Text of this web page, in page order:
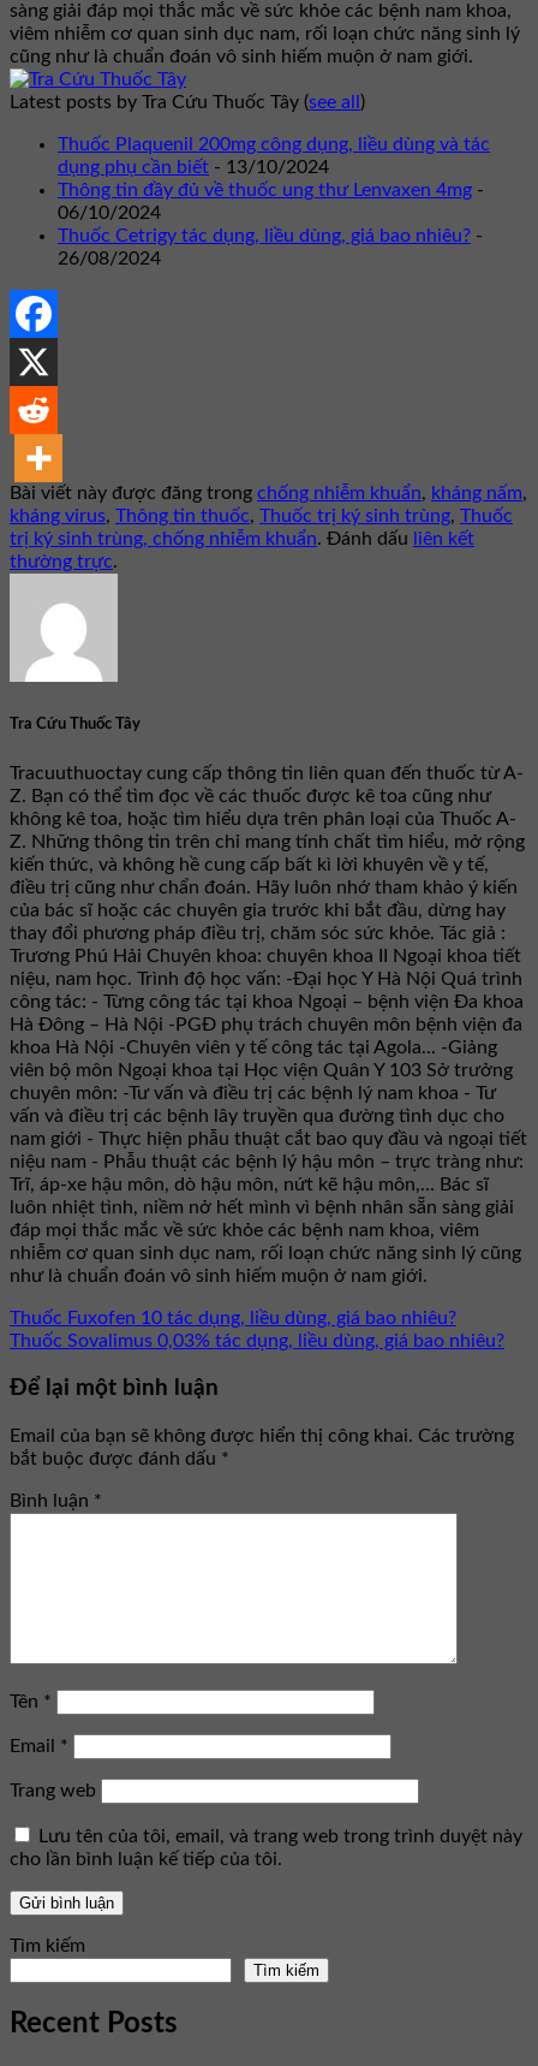
sàng giải đáp mọi thắc mắc về sức khỏe các bệnh nam khoa,
viêm nhiễm cơ quan sinh dục nam, rối loạn chức năng sinh lý
cũng như là chuẩn đoán vô sinh hiếm muộn ở nam giới.
Latest posts by Tra Cứu Thuốc Tây (see all )
Thuốc Plaquenil 200mg công dụng, liều dùng và tác
dụng phụ cần biết - 13/10/2024
Thông tin đầy đủ về thuốc ung thư Lenvaxen 4mg -
06/10/2024
Thuốc Cetrigy tác dụng, liều dùng, giá bao nhiêu? -
26/08/2024
Bài viết này được đăng trong chống nhiễm khuẩn, kháng nấm,
kháng virus, Thông tin thuốc, Thuốc trị ký sinh trùng, Thuốc
trị ký sinh trùng, chống nhiễm khuẩn. Đánh dấu
liên kết
thường trực.
Tra Cứu Thuốc Tây
Tracuuthuoctay cung cấp thông tin liên quan đến thuốc từ A-
Z. Bạn có thể tìm đọc về các thuốc được kê toa cũng như
không kê toa, hoặc tìm hiểu dựa trên phân loại của Thuốc A-
Z. Những thông tin trên chỉ mang tính chất tìm hiểu, mở rộng
kiến thức, và không hề cung cấp bất kì lời khuyên về y tế,
điều trị cũng như chẩn đoán. Hãy luôn nhớ tham khảo ý kiến
của bác sĩ hoặc các chuyên gia trước khi bắt đầu, dừng hay
thay đổi phương pháp điều trị, chăm sóc sức khỏe. Tác giả :
Trương Phú Hải Chuyên khoa: chuyên khoa II Ngoại khoa tiết
niệu, nam học. Trình độ học vấn: -Đại học Y Hà Nội Quá trình
công tác: - Từng công tác tại khoa Ngoại – bệnh viện Đa khoa
Hà Đông – Hà Nội -PGĐ phụ trách chuyên môn bệnh viện đa
khoa Hà Nội -Chuyên viên y tế công tác tại Agola... -Giảng
viên bộ môn Ngoại khoa tại Học viện Quân Y 103 Sở trưởng
chuyên môn: -Tư vấn và điều trị các bệnh lý nam khoa - Tư
vấn và điều trị các bệnh lây truyền qua đường tình dục cho
nam giới - Thực hiện phẫu thuật cắt bao quy đầu và ngoại tiết
niệu nam - Phẫu thuật các bệnh lý hậu môn – trực tràng như:
Trĩ, áp-xe hậu môn, dò hậu môn, nứt kẽ hậu môn,... Bác sĩ
luôn nhiệt tình, niềm nở hết mình vì bệnh nhân sẵn sàng giải
đáp mọi thắc mắc về sức khỏe các bệnh nam khoa, viêm
nhiễm cơ quan sinh dục nam, rối loạn chức năng sinh lý cũng
như là chuẩn đoán vô sinh hiếm muộn ở nam giới.
Thuốc Fuxofen 10 tác dụng, liều dùng, giá bao nhiêu?
Thuốc Sovalimus 0,03% tác dụng, liều dùng, giá bao nhiêu?
Để lại một bình luận
Email của bạn sẽ không được hiển thị công khai. Các trường
bắt buộc được đánh dấu *
Bình luận *
Tên *
Email *
Trang web
Lưu tên của tôi, email, và trang web trong trình duyệt này
cho lần bình luận kế tiếp của tôi.
Tìm kiếm
Tìm kiếm
Recent Posts